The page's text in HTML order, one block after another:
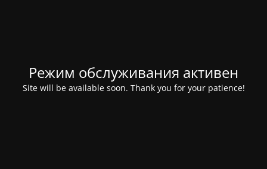
Режим обслуживания активен
Site will be available soon. Thank you for your patience!